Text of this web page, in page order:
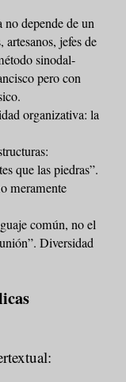
depende de un
jefes de
sinodal-
pero con
organizativa: la
que las piedras”.
meramente
común, no el
Diversidad